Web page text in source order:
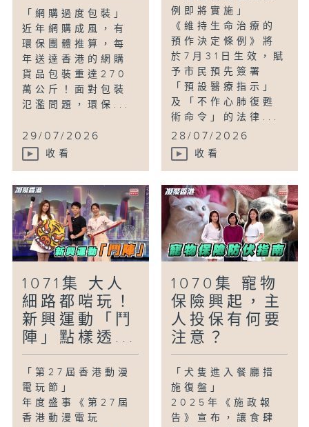
「網購過度包裝」
近年網購成風，有
環保團體推算，每
年送達香港的網購
貨品包裝重達270
萬公斤！面對包裝
氾濫問題，環保...
29/07/2026
收看
例即將實施」
《維持生命治療的
預作決定條例》將
於7月31日生效，賦
予市民預先簽署
「預設醫療指示」
及「不作心肺復甦
術命令」的法律...
28/07/2026
收看
1071集 大人
細路都啱玩！
新興運動「鬥
陣」點樣透...
「第27屆香港動漫
電玩節」
年度盛事《第27屆
香港動漫電玩
1070集 寵物
保險興起，主
人投保有何要
注意？
「犬隻進入餐廳措
施復盤」
2025年《施政報
告》宣布，讓食肆